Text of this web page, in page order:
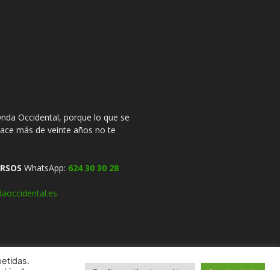
Occidental, porque lo que se
más de veinte años no te
WhatsApp: 624 30 30 28